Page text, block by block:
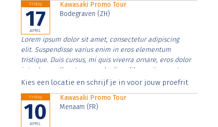
Friday
17
APRIL
Kawasaki Promo Tour
Bodegraven (ZH)
Lorem ipsum dolor sit amet, consectetur adipiscing
elit. Suspendisse varius enim in eros elementum
tristique. Duis cursus, mi quis viverra ornare, eros dolor
interdum nulla, ut commodo diam libero vitae erat.
Aenean faucibus nibh et justo cursus id rutrum lorem
Kies een locatie en schrijf je in voor jouw proefrit
Friday
10
APRIL
Kawasaki Promo Tour
Menaam (FR)